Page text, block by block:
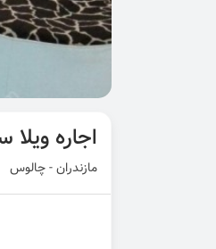
اجاره
مازندران - چالوس